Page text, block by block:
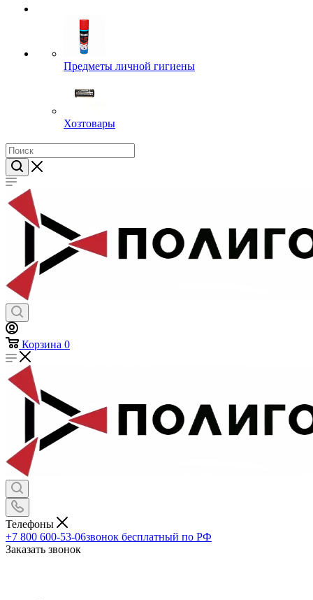
Предметы личной гигиены
Хозтовары
Корзина 0
Телефоны
+7 800 600-53-06звонок бесплатный по РФ
Заказать звонок